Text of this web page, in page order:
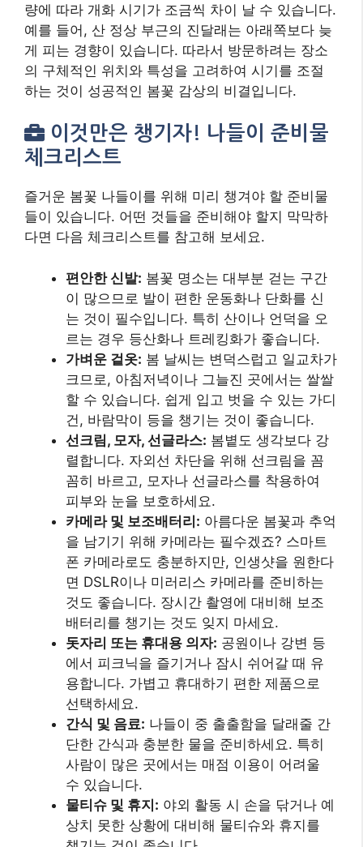
다면 다음 체크리스트를 참고해 보세요.
편안한 신발:봄꽃 명소는 대부분 걷는 구간
이 많으므로 발이 편한 운동화나 단화를 신
는 것이 필수입니다. 특히 산이나 언덕을 오
가벼운 겉옷:봄 날씨는 변덕스럽고 일교차가
크므로, 아침저녁이나 그늘진 곳에서는 쌀쌀
할 수 있습니다. 쉽게 입고 벗을 수 있는 가디
건, 바람막이 등을 챙기는 것이 좋습니다.
선크림, 모자, 선글라스:봄볕도 생각보다 강
렬합니다. 자외선 차단을 위해 선크림을 꼼
꼼히 바르고, 모자나 선글라스를 착용하여
피부와 눈을 보호하세요.
카메라 및 보조배터리:아름다운 봄꽃과 추억
을 남기기 위해 카메라는 필수겠죠? 스마트
폰 카메라로도 충분하지만, 인생샷을 원한다
면 DSLR이나 미러리스 카메라를 준비하는
것도 좋습니다. 장시간 촬영에 대비해 보조
배터리를 챙기는 것도 잊지 마세요.
돗자리 또는 휴대용 의자:공원이나 강변 등
에서 피크닉을 즐기거나 잠시 쉬어갈 때 유
용합니다. 가볍고 휴대하기 편한 제품으로
선택하세요.
간식 및 음료: 나들이 중 출출함을 달래줄 간
단한 간식과 충분한 물을 준비하세요. 특히
사람이 많은 곳에서는 매점 이용이 어려울
수 있습니다.
물티슈 및 휴지:야외 활동 시 손을 닦거나 예
상치 못한 상황에 대비해 물티슈와 휴지를
챙기는 것이 좋습니다.
상비약:평소 복용하는 약이 있다면 반드시
챙기고, 반창고, 소독약, 진통제 등 기본적인
구급약을 준비하면 좋습니다. 특히 꽃가루
알레르기가 있다면 항히스타민제를 미리 준
비하세요.
쓰레기봉투:아름다운 자연을 보호하기 위해
자신이 만든 쓰레기는 반드시 되가져와야 합
니다. 작은 쓰레기봉투를 준비하는 센스를
발휘하세요.
이 외에도 개인의 필요에 따라 추가적인 준비물을